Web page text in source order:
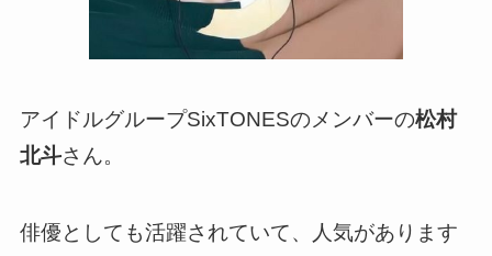
アイドルグループSixTONESのメンバーの松村
北斗さん。
俳優としても活躍されていて、人気があります